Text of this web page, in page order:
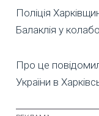
Поліція
Балаклія у
Про це
України в